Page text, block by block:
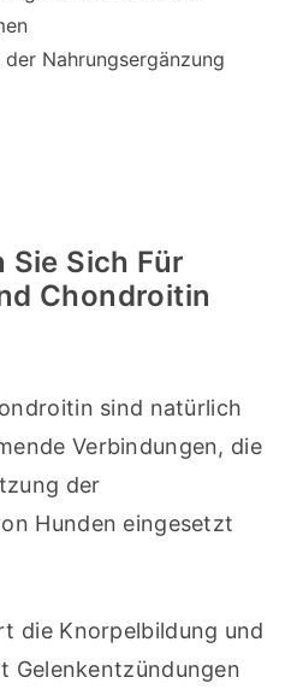
Nahrungsergänzung
Sie Sich Für
Chondroitin
sind natürlich
Verbindungen, die
der
Hunden eingesetzt
die Knorpelbildung und
Gelenkentzündungen